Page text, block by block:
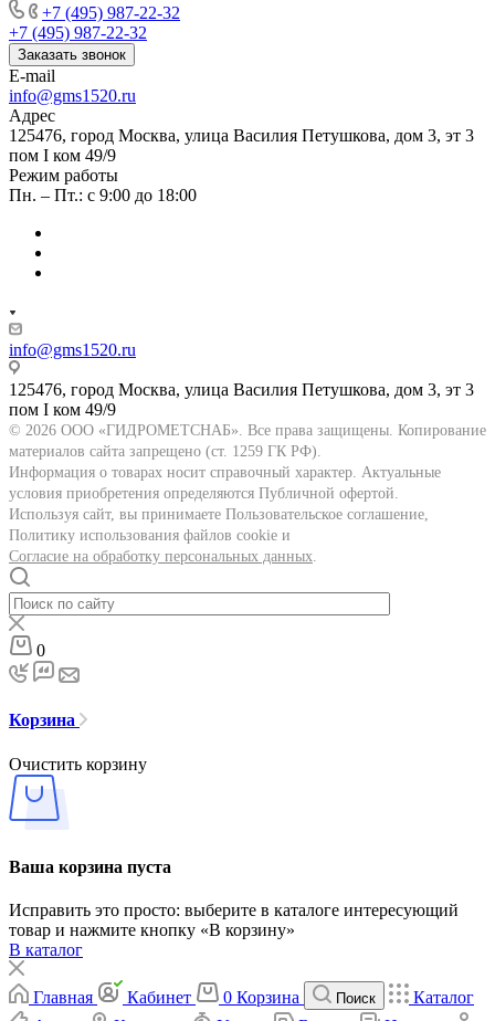
+7 (495) 987-22-32
+7 (495) 987-22-32
Заказать звонок
E-mail
info@gms1520.ru
Адрес
125476, город Москва, улица Василия Петушкова, дом 3, эт 3
пом I ком 49/9
Режим работы
Пн. – Пт.: с 9:00 до 18:00
info@gms1520.ru
125476, город Москва, улица Василия Петушкова, дом 3, эт 3
пом I ком 49/9
© 2026 ООО «ГИДРОМЕТСНАБ». Все права защищены. Копирование
материалов сайта запрещено (ст. 1259 ГК РФ).
Информация о товарах носит справочный характер. Актуальные
условия приобретения определяются Публичной офертой.
Используя сайт, вы принимаете Пользовательское соглашение,
Политику использования файлов cookie и
Согласие на обработку персональных данных.
0
Корзина
Очистить корзину
Ваша корзина пуста
Исправить это просто: выберите в каталоге интересующий
товар и нажмите кнопку «В корзину»
В каталог
Главная Кабинет 0 Корзина Поиск
Каталог